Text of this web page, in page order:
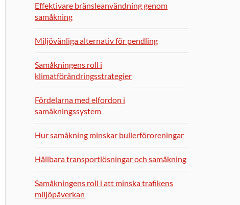
Effektivare bränsleanvändning genom
samåkning
Miljövänliga alternativ för pendling
Samåkningens roll i
klimatförändringsstrategier
Fördelarna med elfordon i
samåkningssystem
Hur samåkning minskar bullerföroreningar
Hållbara transportlösningar och samåkning
Samåkningens roll i att minska trafikens
miljöpåverkan